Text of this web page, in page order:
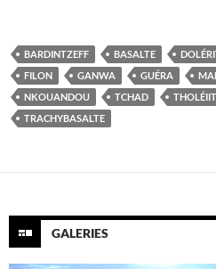
BARDINTZEFF BASALTE
FILON
GANWA GUÉRA
NKOUANDOU
TCHAD
TRACHYBASALTE
GALERIES